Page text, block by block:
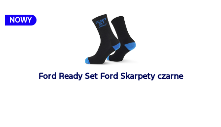
NOWY
Ford Ready Set Ford Skarpety czarne